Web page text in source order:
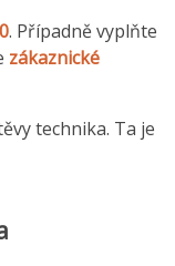
. Případně vyplňte
zákaznické
technika. Ta je